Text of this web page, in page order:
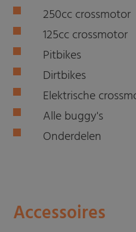
250cc crossmotor
125cc crossmotor
Pitbikes
Dirtbikes
Elektrische
Alle buggy's
Onderdelen
Accessoires